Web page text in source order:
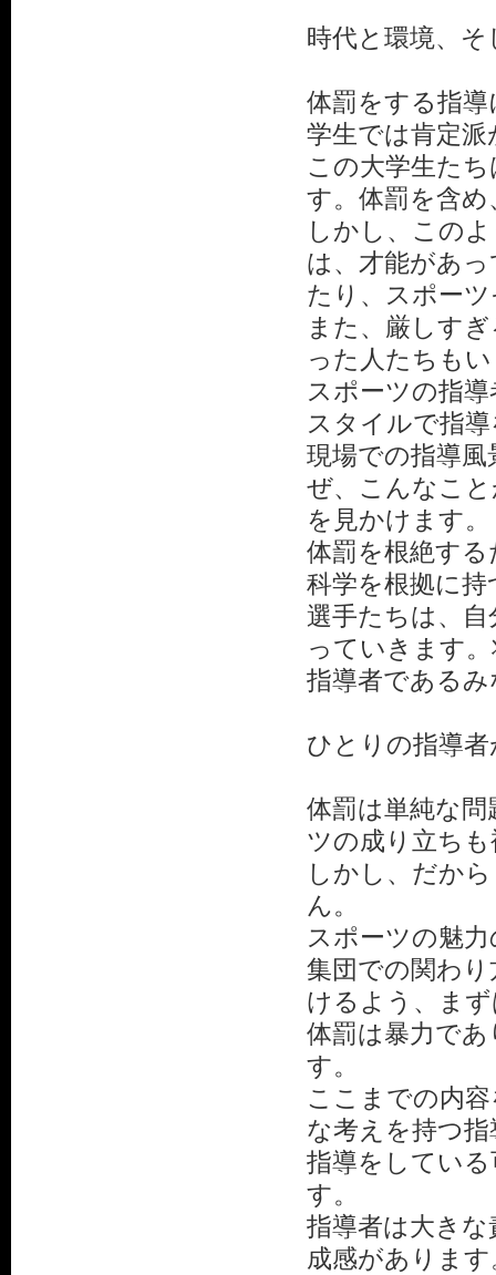
時代と環境、
体罰をする指
学生では肯定
この大学生た
す。体罰を含
しかし、この
は、才能があ
たり、スポー
また、厳しす
った人たちも
スポーツの指
スタイルで指
現場での指導
ぜ、こんなこ
を見かけます。
体罰を根絶す
科学を根拠に
選手たちは、
っていきます
指導者である
ひとりの指導
体罰は単純な
ツの成り立ち
しかし、だか
ん。
スポーツの魅
集団での関わ
けるよう、ま
体罰は暴力で
す。
ここまでの内
な考えを持つ
指導をしてい
す。
指導者は大き
成感がありま